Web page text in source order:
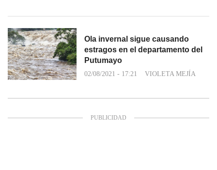
Ola invernal sigue causando
estragos en el departamento del
Putumayo
02/08/2021 - 17:21 VIOLETA MEJÍA